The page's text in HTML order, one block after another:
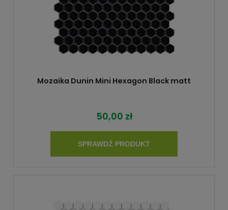
Mozaika Dunin Mini Hexagon Black matt
50,00 zł
SPRAWDŹ PRODUKT